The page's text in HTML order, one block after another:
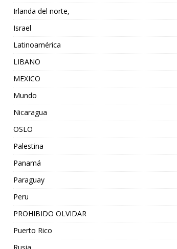
Irlanda del norte,
Israel
Latinoamérica
LIBANO
MEXICO
Mundo
Nicaragua
OSLO
Palestina
Panamá
Paraguay
Peru
PROHIBIDO OLVIDAR
Puerto Rico